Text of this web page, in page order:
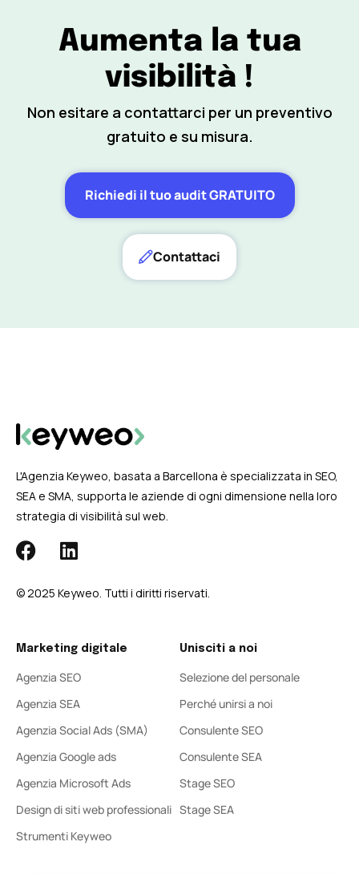
Aumenta la tua
visibilità !
Non esitare a contattarci per un preventivo
gratuito e su misura.
Richiedi il tuo audit GRATUITO
Contattaci
L'Agenzia Keyweo, basata a Barcellona è specializzata in SEO,
SEA e SMA, supporta le aziende di ogni dimensione nella loro
strategia di visibilità sul web.
© 2025 Keyweo. Tutti i diritti riservati.
Marketing digitale
Agenzia SEO
Agenzia SEA
Agenzia Social Ads (SMA)
Agenzia Google ads
Agenzia Microsoft Ads
Design di siti web professionali
Strumenti Keyweo
Unisciti a noi
Selezione del personale
Perché unirsi a noi
Consulente SEO
Consulente SEA
Stage SEO
Stage SEA